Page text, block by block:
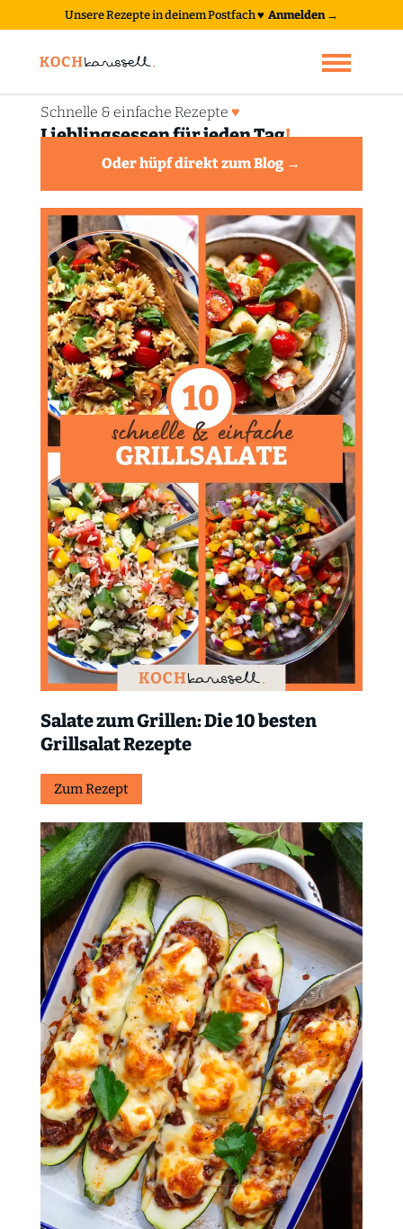
Unsere Rezepte in deinem Postfach♥ Anmelden →
Schnelle & einfache Rezepte ♥
Lieblingsessen für jeden Tag!
Oder hüpf direkt zum Blog →
Salate zum Grillen: Die 10 besten
Grillsalat Rezepte
Zum Rezept